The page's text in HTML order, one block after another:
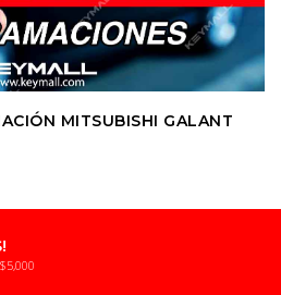
MITSUBISHI GALANT